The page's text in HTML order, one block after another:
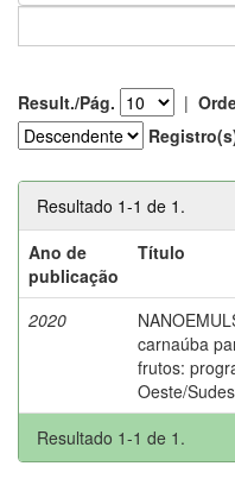
Result./Pág. |
Resultado 1-1 de 1.
Ano de
publicação
Título
2020
carnaúba
frutos:
Oeste/
Resultado 1-1 de 1.